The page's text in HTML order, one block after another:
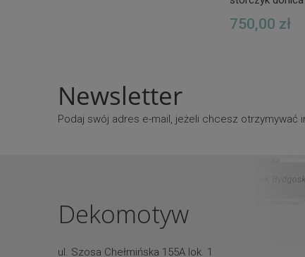
750,00 zł
Newsletter
Podaj swój adres e-mail, jeżeli chcesz
Dekomotyw
ul. Szosa Chełmińska 155A lok. 1